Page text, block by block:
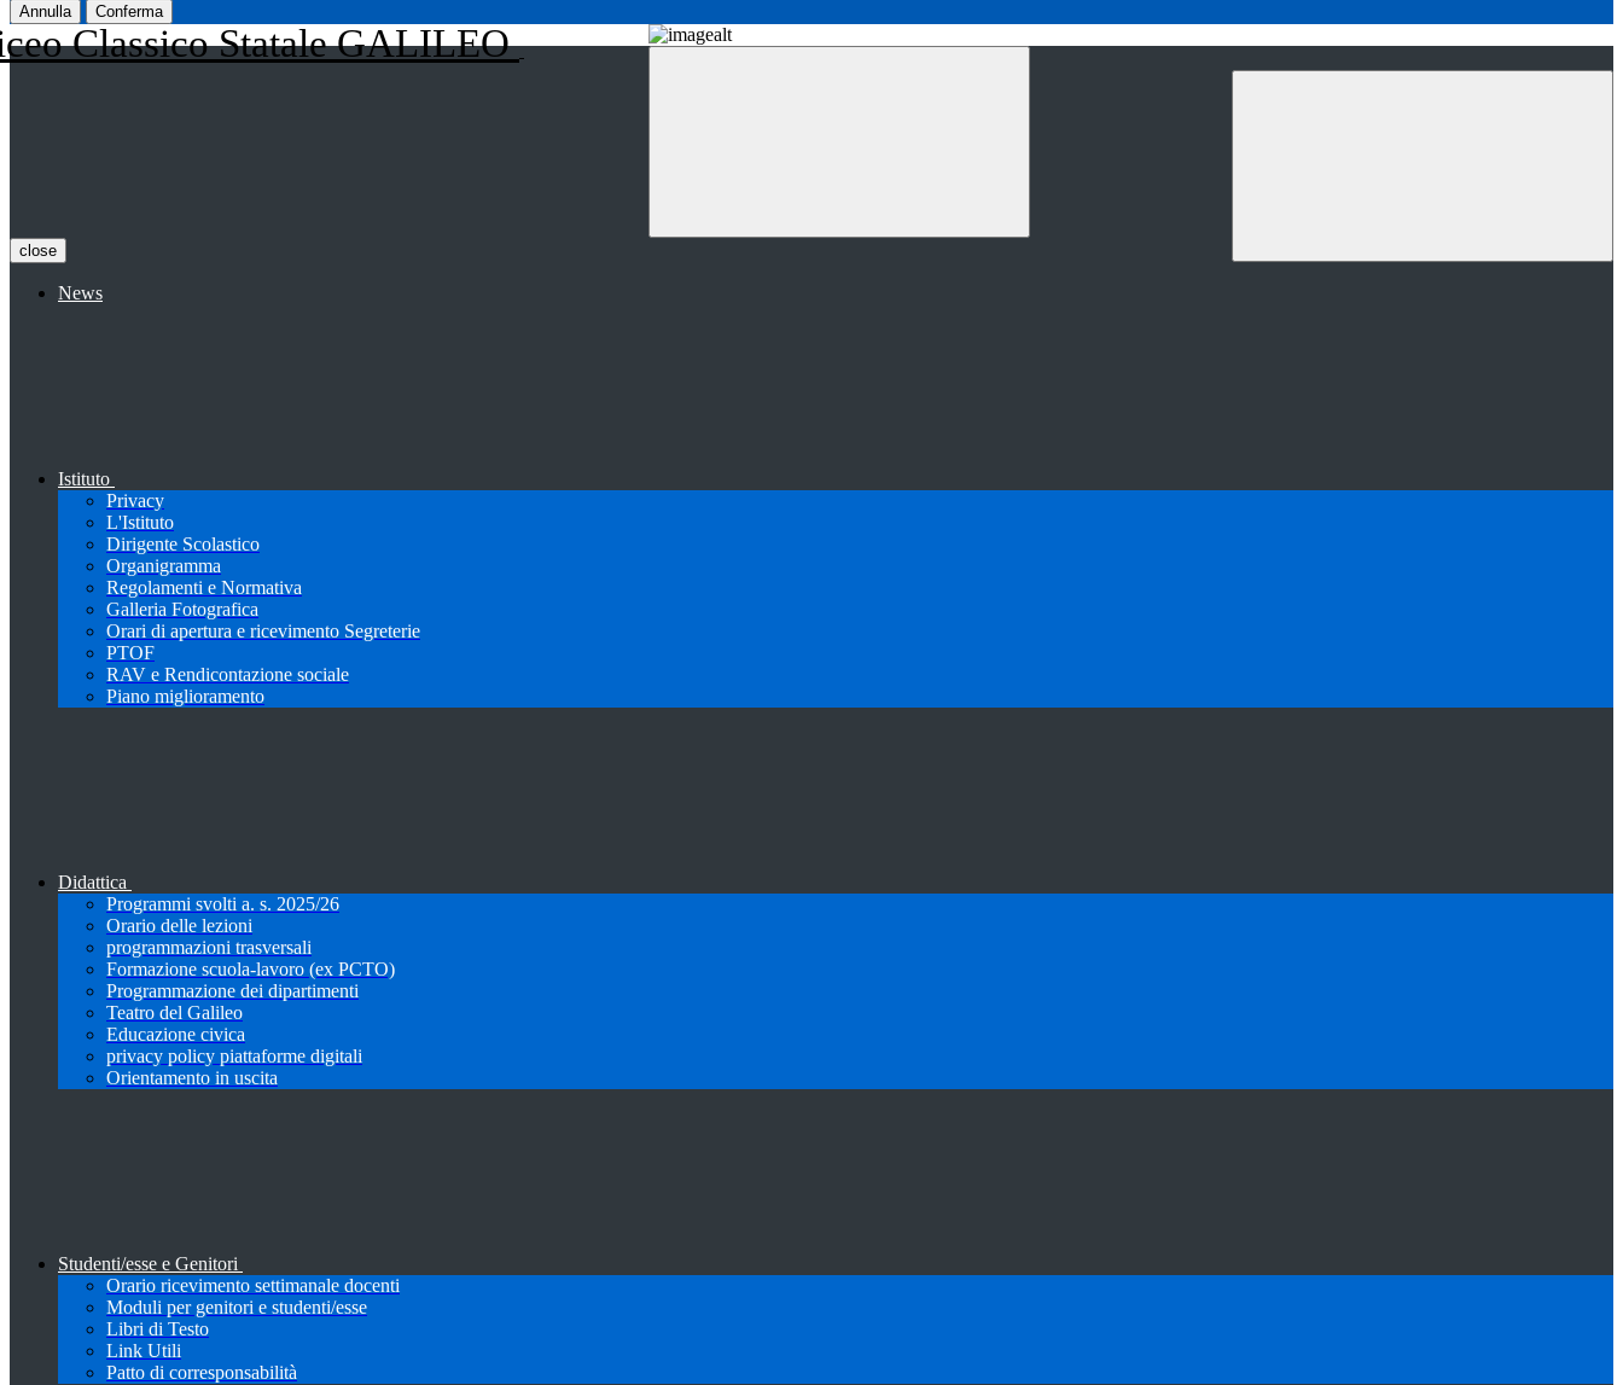
Annulla Conferma
Classico Statale GALILEO
close
News
Istituto
Privacy
L'Istituto
Dirigente Scolastico
Organigramma
Regolamenti e Normativa
Galleria Fotografica
Orari di apertura e ricevimento Segreterie
PTOF
RAV e Rendicontazione sociale
Piano miglioramento
Didattica
Programmi svolti a. s. 2025/26
Orario delle lezioni
programmazioni trasversali
Formazione scuola-lavoro (ex PCTO)
Programmazione dei dipartimenti
Teatro del Galileo
Educazione civica
privacy policy piattaforme digitali
Orientamento in uscita
Studenti/esse e Genitori
Orario ricevimento settimanale docenti
Moduli per genitori e studenti/esse
Libri di Testo
Link Utili
Patto di corresponsabilità